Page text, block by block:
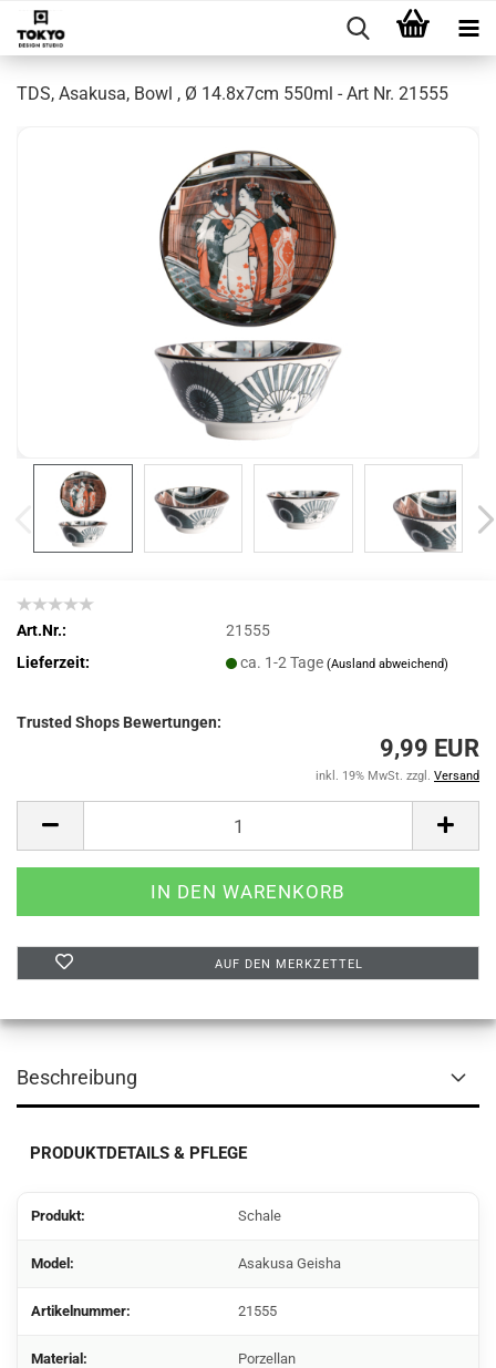
TDS, Asakusa, Bowl , Ø 14.8x7cm 550ml - Art Nr. 21555
Art.Nr.:
21555
Lieferzeit:
ca. 1-2 Tage(Ausland abweichend)
Trusted Shops Bewertungen:
9,99 EUR
inkl. 19% MwSt. zzgl. Versand
AUF DEN MERKZETTEL
Beschreibung
PRODUKTDETAILS & PFLEGE
Produkt: Schale
Model: Asakusa Geisha
Artikelnummer: 21555
Material: Porzellan